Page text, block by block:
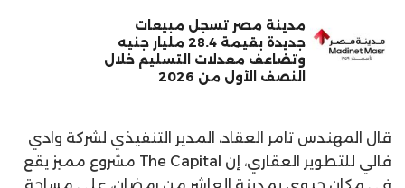
مدينة مصر تسجل مبيعات
جديدة بقيمة 28.4 مليار جنيه
وتضاعف معدلات التسليم خلال
النصف الأول من 2026
قال المهندس تامر العقاد، المدير التنفيذي لشركة وادي
فالي للتطوير العقاري، إن The Capital مشروع مميز يقع
في مكان حيوي بمدينة العاشر من رمضان، على مساحة